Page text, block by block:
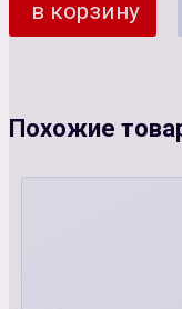
в корзину
Похожие